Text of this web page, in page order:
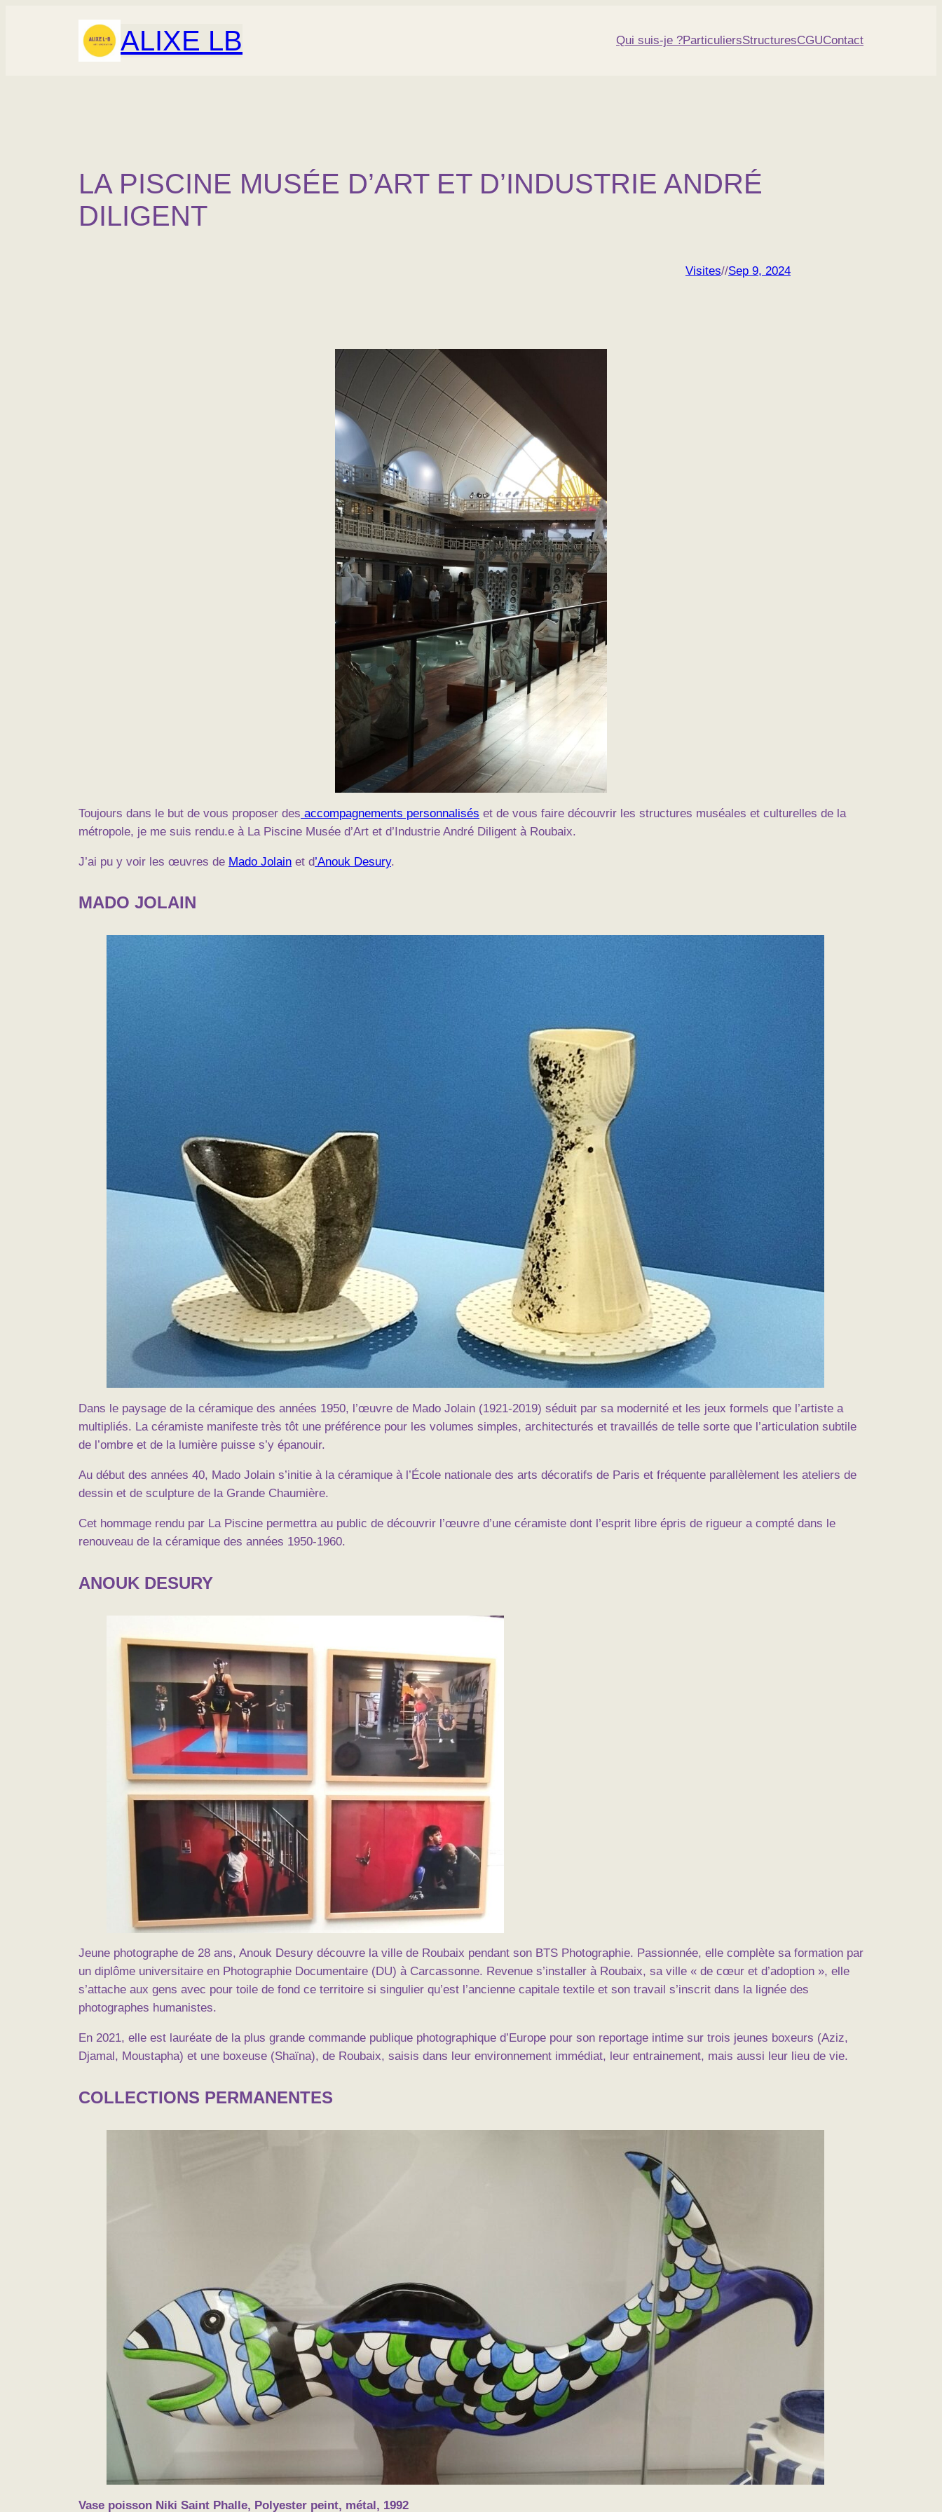
ALIXE LB Qui suis-je ?ParticuliersStructuresCGUContact
LA PISCINE MUSÉE D’ART ET D’INDUSTRIE ANDRÉ
DILIGENT
Visites//Sep 9, 2024
Toujours dans le but de vous proposer des accompagnements personnalisés et de vous faire découvrir les structures muséales et culturelles de la
métropole, je me suis rendu.e à La Piscine Musée d’Art et d’Industrie André Diligent à Roubaix.
J’ai pu y voir les œuvres de Mado Jolain et d’Anouk Desury.
MADO JOLAIN
Dans le paysage de la céramique des années 1950, l’œuvre de Mado Jolain (1921-2019) séduit par sa modernité et les jeux formels que l’artiste a
multipliés. La céramiste manifeste très tôt une préférence pour les volumes simples, architecturés et travaillés de telle sorte que l’articulation subtile
de l’ombre et de la lumière puisse s’y épanouir.
Au début des années 40, Mado Jolain s’initie à la céramique à l’École nationale des arts décoratifs de Paris et fréquente parallèlement les ateliers de
dessin et de sculpture de la Grande Chaumière.
Cet hommage rendu par La Piscine permettra au public de découvrir l’œuvre d’une céramiste dont l’esprit libre épris de rigueur a compté dans le
renouveau de la céramique des années 1950-1960.
ANOUK DESURY
Jeune photographe de 28 ans, Anouk Desury découvre la ville de Roubaix pendant son BTS Photographie. Passionnée, elle complète sa formation par
un diplôme universitaire en Photographie Documentaire (DU) à Carcassonne. Revenue s’installer à Roubaix, sa ville « de cœur et d’adoption », elle
s’attache aux gens avec pour toile de fond ce territoire si singulier qu’est l’ancienne capitale textile et son travail s’inscrit dans la lignée des
photographes humanistes.
En 2021, elle est lauréate de la plus grande commande publique photographique d’Europe pour son reportage intime sur trois jeunes boxeurs (Aziz,
Djamal, Moustapha) et une boxeuse (Shaïna), de Roubaix, saisis dans leur environnement immédiat, leur entrainement, mais aussi leur lieu de vie.
COLLECTIONS PERMANENTES
Vase poisson Niki Saint Phalle, Polyester peint, métal, 1992